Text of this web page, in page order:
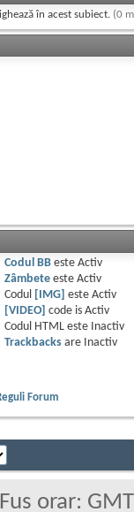
în acest subiect. (0
Codul BBeste Activ
Zâmbeteeste Activ
Codul
[IMG] este Activ
[VIDEO]
code is Activ
Codul HTML este
Inactiv
Trackbacksare
Inactiv
Forum
Fus orar: